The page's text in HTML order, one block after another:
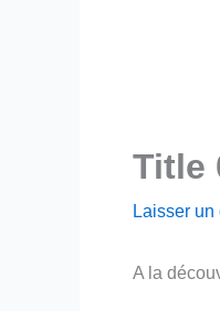
Title
Laisser
A la